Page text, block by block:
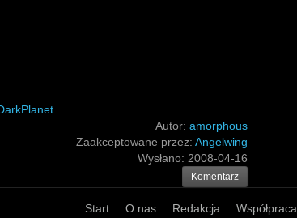
Autor: amorphous
Zaakceptowane przez: Angelwing
Wysłano: 2008-04-16
Komentarz
Start O nas Redakcja Współpraca